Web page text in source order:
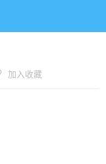
加入收藏